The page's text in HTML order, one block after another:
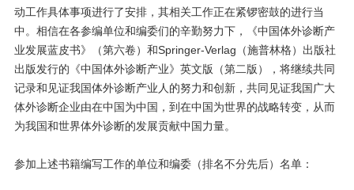
动工作具体事项进行了安排，其相关工作正在紧锣密鼓的进行当
中。相信在各参编单位和编委们的辛勤努力下，《中国体外诊断产
业发展蓝皮书》（第六卷）和Springer-Verlag（施普林格）出版社
出版发行的《中国体外诊断产业》英文版（第二版），将继续共同
记录和见证我国体外诊断产业人的努力和创新，共同见证我国广大
体外诊断企业由在中国为中国，到在中国为世界的战略转变，从而
为我国和世界体外诊断的发展贡献中国力量。
参加上述书籍编写工作的单位和编委（排名不分先后）名单：